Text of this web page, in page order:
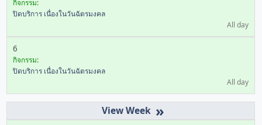
กิจกรรม:
ปิดบริการ เนื่องในวันฉัตรมงคล
All day
6
กิจกรรม:
ปิดบริการ เนื่องในวันฉัตรมงคล
All day
»